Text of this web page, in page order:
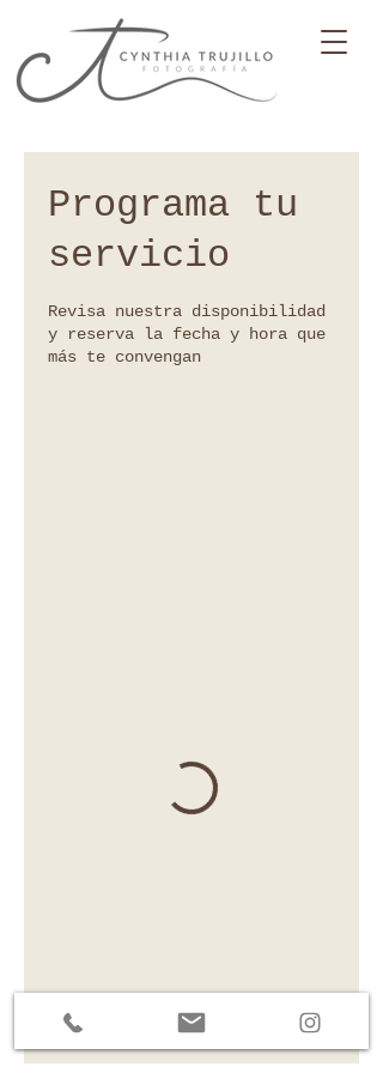
Programa tu
servicio
Revisa nuestra disponibilidad
y reserva la fecha y hora que
más te convengan